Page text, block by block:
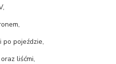
po pojeździe,
liśćmi,